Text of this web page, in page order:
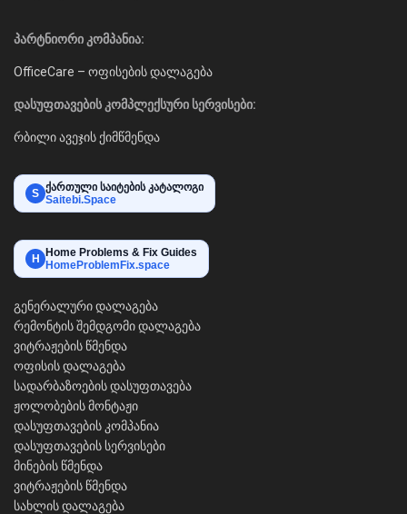
პარტნიორი კომპანია:
OfficeCare – ოფისების დალაგება
დასუფთავების კომპლექსური სერვისები:
რბილი ავეჯის ქიმწმენდა
S ქართული საიტების კატალოგი
Saitebi.Space
H Home Problems & Fix Guides
HomeProblemFix.space
გენერალური დალაგება
რემონტის შემდგომი დალაგება
ვიტრაჟების წმენდა
ოფისის დალაგება
სადარბაზოების დასუფთავება
ჟოლობების მონტაჟი
დასუფთავების კომპანია
დასუფთავების სერვისები
მინების წმენდა
ვიტრაჟების წმენდა
სახლის დალაგება